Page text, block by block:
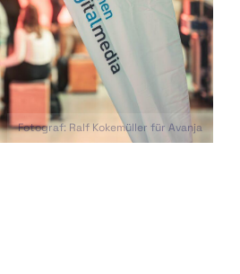
Fotograf: Ralf Kokemüller für Avanja